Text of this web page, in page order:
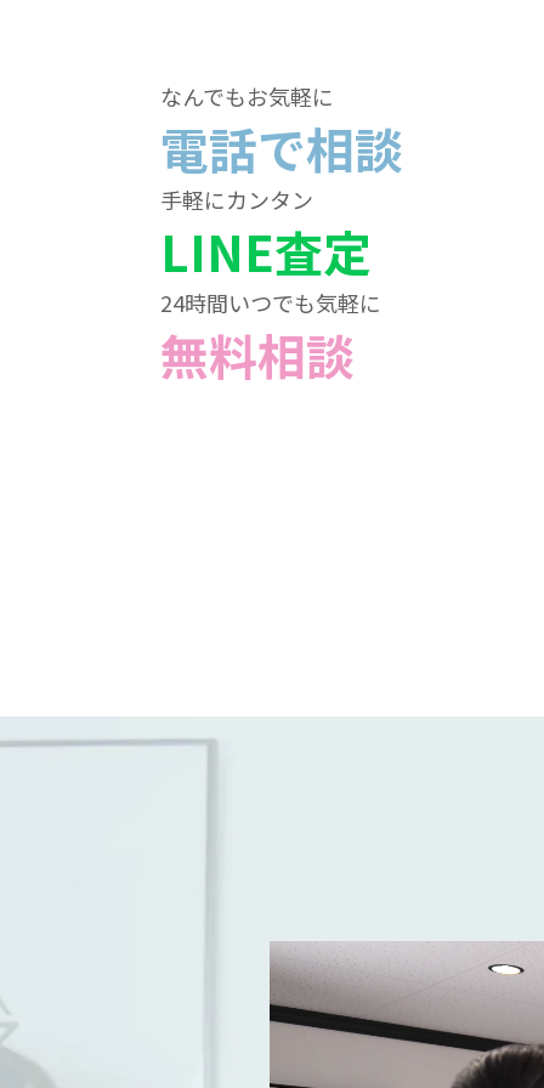
なんでもお気軽に
電話で相談
手軽にカンタン
LINE査定
24時間いつでも気軽に
無料相談